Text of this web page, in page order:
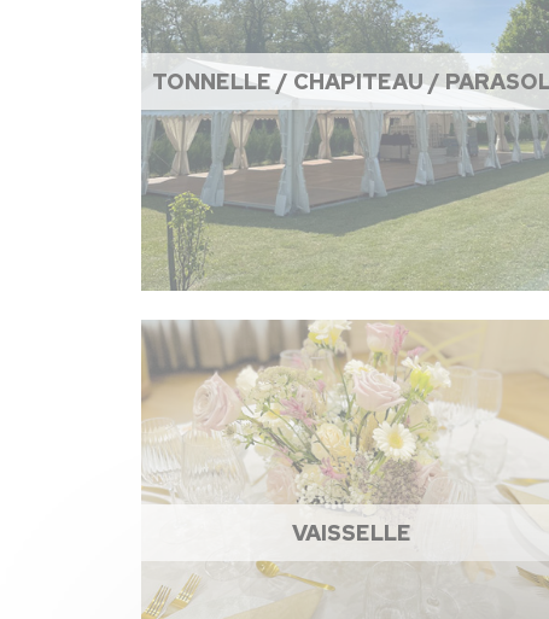
TONNELLE / CHAPITEAU /
VAISSELLE